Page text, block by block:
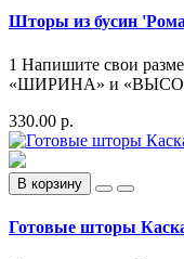
Шторы из бусин
1 Напишите свои
«ШИРИНА» и
330.00 р.
В корзину
Готовые шторы